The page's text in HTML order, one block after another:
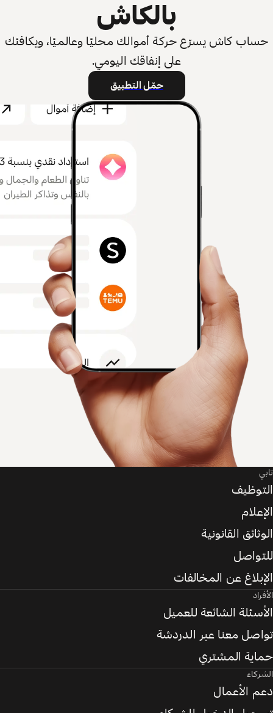
بالكاش
حساب كاش يسرّع حركة أموالك محليًا وعالميًا، ويكافئك
على إنفاقك اليومي.
حمّل التطبيق
تابي
التوظيف
الإعلام
الوثائق القانونية
للتواصل
الإبلاغ عن المخالفات
الأفراد
الأسئلة الشائعة للعميل
تواصل معنا عبر الدردشة
حماية المشتري
الشركاء
دعم الأعمال